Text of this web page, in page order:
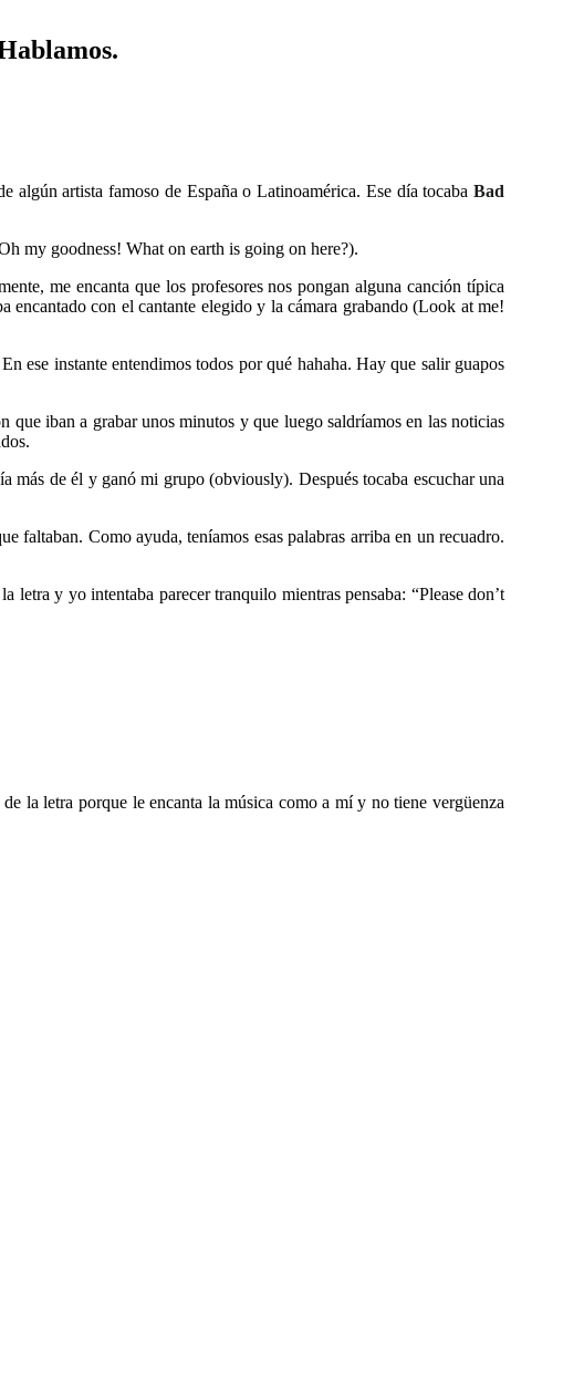
algún artista famoso de España o Latinoamérica. Ese día tocaba Bad
my goodness! What on earth is going on here?).
me encanta que los profesores nos pongan alguna canción típica
encantado con el cantante elegido y la cámara grabando (Look at me!
ese instante entendimos todos por qué hahaha. Hay que salir guapos
iban a grabar unos minutos y que luego saldríamos en las noticias
más de él y ganó mi grupo (obviously). Después tocaba escuchar una
faltaban. Como ayuda, teníamos esas palabras arriba en un recuadro.
y yo intentaba parecer tranquilo mientras pensaba: “Please don’t
la letra porque le encanta la música como a mí y no tiene vergüenza